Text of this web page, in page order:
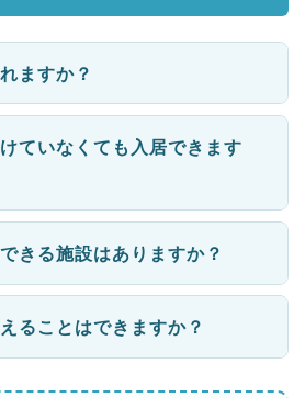
ますか？
ていなくても入居できます
きる施設はありますか？
ることはできますか？